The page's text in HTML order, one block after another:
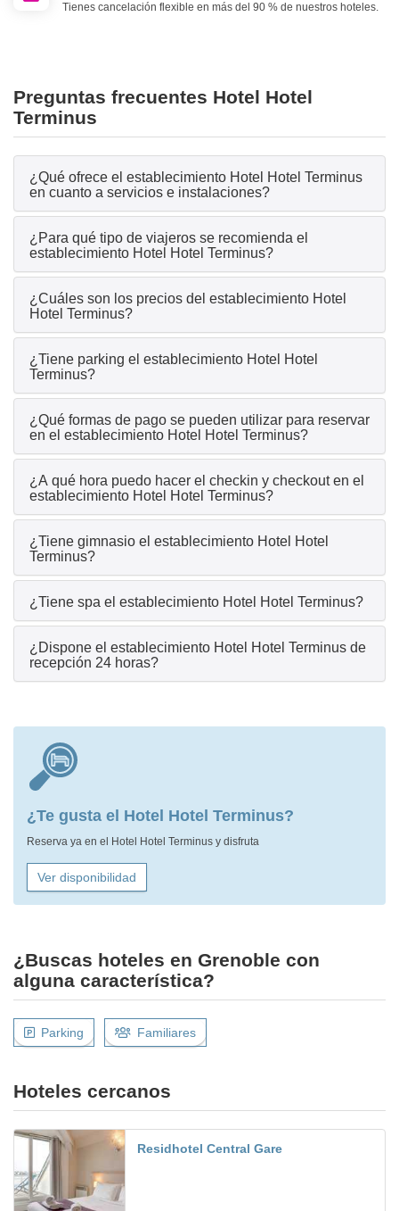
Tienes cancelación flexible en más del 90 % de nuestros hoteles.
Preguntas frecuentes Hotel Hotel
Terminus
¿Qué ofrece el establecimiento Hotel Hotel Terminus
en cuanto a servicios e instalaciones?
¿Para qué tipo de viajeros se recomienda el
establecimiento Hotel Hotel Terminus?
¿Cuáles son los precios del establecimiento Hotel
Hotel Terminus?
¿Tiene parking el establecimiento Hotel Hotel
Terminus?
¿Qué formas de pago se pueden utilizar para reservar
en el establecimiento Hotel Hotel Terminus?
¿A qué hora puedo hacer el checkin y checkout en el
establecimiento Hotel Hotel Terminus?
¿Tiene gimnasio el establecimiento Hotel Hotel
Terminus?
¿Tiene spa el establecimiento Hotel Hotel Terminus?
¿Dispone el establecimiento Hotel Hotel Terminus de
recepción 24 horas?
¿Te gusta el Hotel Hotel Terminus?
Reserva ya en el Hotel Hotel Terminus y disfruta
Ver disponibilidad
¿Buscas hoteles en Grenoble con
alguna característica?
Parking Familiares
Hoteles cercanos
Residhotel Central Gare